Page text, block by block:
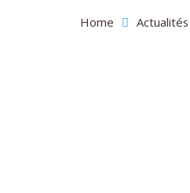
Home Actualités